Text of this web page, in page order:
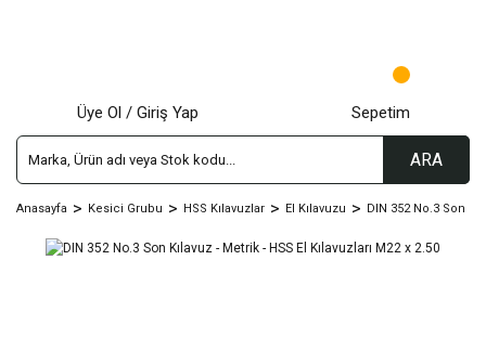
ARA
Üye Ol / Giriş Yap Sepetim
Anasayfa Kesici Grubu HSS Kılavuzlar El Kılavuzu DIN 352 No.3 Son